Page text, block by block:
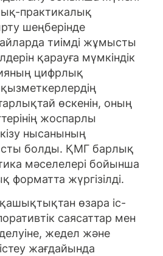
практикалық
шеңберінде
тиімді жұмысты
қарауға мүмкіндік
цифрлық
қызметкерлердің
өскенін, оның
жоспарлы
нысанының
болды. ҚМГ барлық
мәселелері бойынша
форматта жүргізілді.
қашықтықтан өзара іс-
саясаттар мен
жедел және
жағдайында